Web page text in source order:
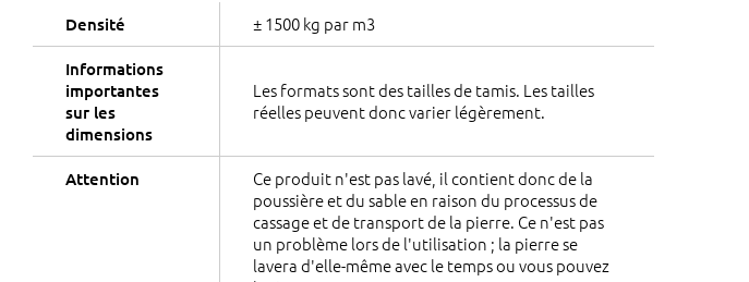
Densité ± 1500 kg par m3
Informations
importantes
sur les
dimensions
Les formats sont des tailles de tamis. Les tailles
réelles peuvent donc varier légèrement.
Attention
Ce produit n'est pas lavé, il contient donc de la
poussière et du sable en raison du processus de
cassage et de transport de la pierre. Ce n'est pas
un problème lors de l'utilisation ; la pierre se
lavera d'elle-même avec le temps ou vous pouvez